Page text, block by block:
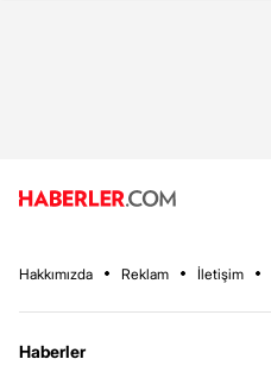
Hakkımızda Reklam İletişim
Haberler